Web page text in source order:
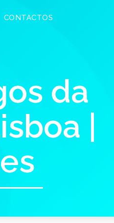
CONTACTOS
da
|